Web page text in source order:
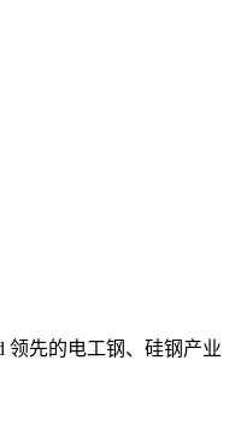
领先的电工钢、硅钢产业